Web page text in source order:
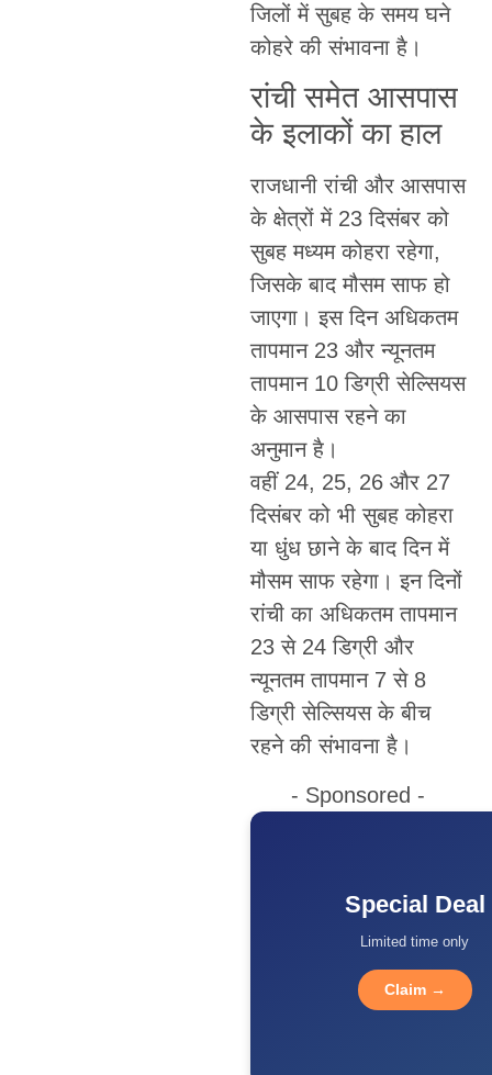
जिलों में सुबह के समय घने
कोहरे की संभावना है।
रांची समेत आसपास
के इलाकों का हाल
राजधानी रांची और आसपास
के क्षेत्रों में 23 दिसंबर को
सुबह मध्यम कोहरा रहेगा,
जिसके बाद मौसम साफ हो
जाएगा। इस दिन अधिकतम
तापमान 23 और न्यूनतम
तापमान 10 डिग्री सेल्सियस
के आसपास रहने का
अनुमान है।
वहीं 24, 25, 26 और 27
दिसंबर को भी सुबह कोहरा
या धुंध छाने के बाद दिन में
मौसम साफ रहेगा। इन दिनों
रांची का अधिकतम तापमान
23 से 24 डिग्री और
न्यूनतम तापमान 7 से 8
डिग्री सेल्सियस के बीच
रहने की संभावना है।
- Sponsored -
Special Deal
Limited time only
Claim →